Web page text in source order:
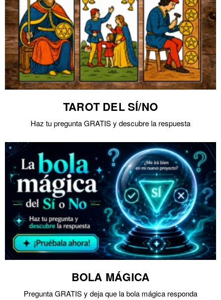
TAROT DEL SÍ/NO
Haz tu pregunta GRATIS y descubre la respuesta
BOLA MÁGICA
Pregunta GRATIS y deja que la bola mágica responda